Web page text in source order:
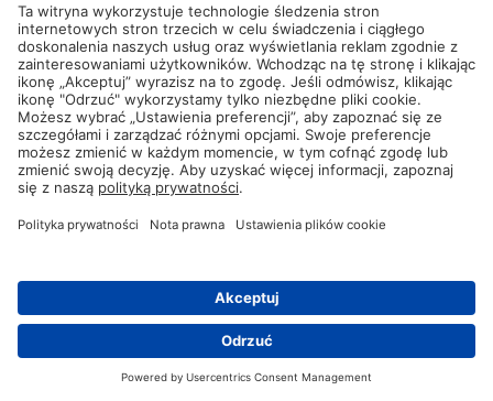
wzdłużne, ale zapewniają łatwość rozrywania w poprzek. Są
stosowane do ochrony, oznaczania, mocowania, wiązania i
naprawy kabli. Odporne na działanie czynników
atmosferycznych, mają właściwości hydrofobowe i nie
pozostawiają śladów, co jest szczególnie ważne w
Kontakt